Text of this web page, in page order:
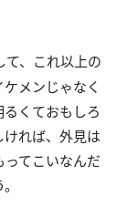
て、これ以上の
メンじゃなく
くておもしろ
れば、外見は
てこいなんだ